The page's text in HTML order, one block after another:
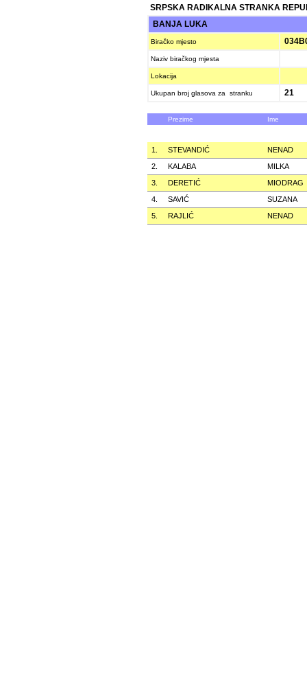
SRPSKA RADIKALNA STRANKA
BANJA LUKA
Biračko mjesto
Naziv biračkog mjesta
Lokacija
Ukupan broj glasova za stranku 21
Prezime Ime
1. STEVANDIĆ
NENAD
2.
KALABA
MILKA
3.
DERETIĆ
MIODRAG
4.
SAVIĆ
SUZANA
5.
RAJLIĆ NENAD